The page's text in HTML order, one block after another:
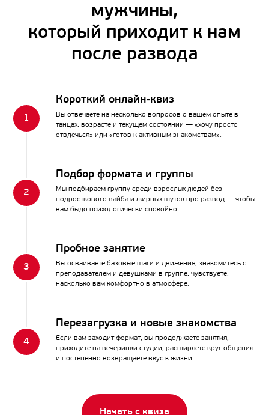
мужчины,
который приходит к нам
после развода
Короткий онлайн‑квиз
Вы отвечаете на несколько вопросов о вашем опыте в
танцах, возрасте и текущем состоянии — «хочу просто
отвлечься» или «готов к активным знакомствам».
Подбор формата и группы
Мы подбираем группу среди взрослых людей без
подросткового вайба и жирных шуток про развод — чтобы
вам было психологически спокойно.
Пробное занятие
Вы осваиваете базовые шаги и движения, знакомитесь с
преподавателем и девушками в группе, чувствуете,
насколько вам комфортно в атмосфере.
Перезагрузка и новые знакомства
Если вам заходит формат, вы продолжаете занятия,
приходите на вечеринки студии, расширяете круг общения
и постепенно возвращаете вкус к жизни.
Начать с квиза